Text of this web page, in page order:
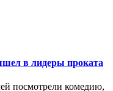
в лидеры проката
посмотрели комедию,